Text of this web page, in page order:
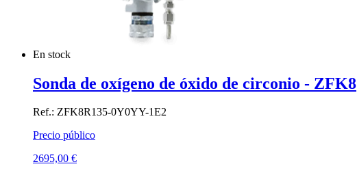
En stock
Sonda de oxígeno de óxido de circonio - ZFK8
Ref.: ZFK8R135-0Y0YY-1E2
Precio público
2695,00 €